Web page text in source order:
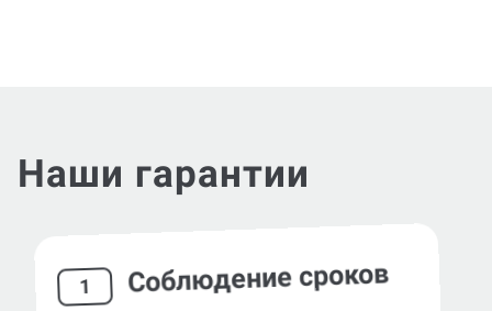
Наши гарантии
1 Соблюдение сроков